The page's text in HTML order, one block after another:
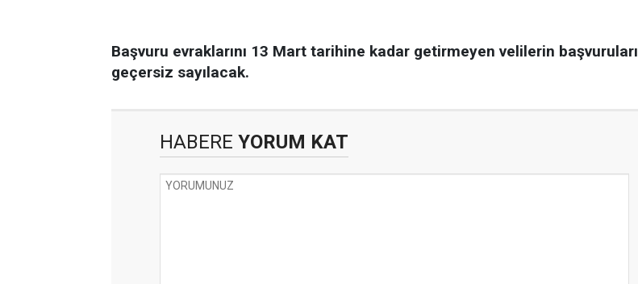
Başvuru evraklarını 13 Mart tarihine kadar getirmeyen velilerin başvuruları
geçersiz sayılacak.
HABERE YORUM KAT